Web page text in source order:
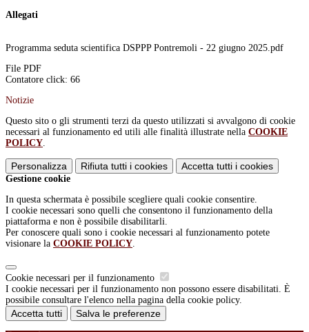
Allegati
Programma seduta scientifica DSPPP Pontremoli - 22 giugno 2025.pdf
File PDF
Contatore click: 66
Notizie
Questo sito o gli strumenti terzi da questo utilizzati si avvalgono di cookie
necessari al funzionamento ed utili alle finalità illustrate nella COOKIE
POLICY.
Personalizza Rifiuta tutti i cookies Accetta tutti i cookies
Gestione cookie
In questa schermata è possibile scegliere quali cookie consentire.
I cookie necessari sono quelli che consentono il funzionamento della
piattaforma e non è possibile disabilitarli.
Per conoscere quali sono i cookie necessari al funzionamento potete
visionare la COOKIE POLICY.
Cookie necessari per il funzionamento
I cookie necessari per il funzionamento non possono essere disabilitati. È
possibile consultare l'elenco nella pagina della cookie policy.
Accetta tutti Salva le preferenze